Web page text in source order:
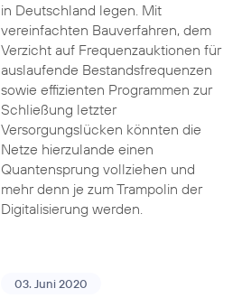
in Deutschland legen. Mit
vereinfachten Bauverfahren, dem
Verzicht auf Frequenzauktionen für
auslaufende Bestandsfrequenzen
sowie effizienten Programmen zur
Schließung letzter
Versorgungslücken könnten die
Netze hierzulande einen
Quantensprung vollziehen und
mehr denn je zum Trampolin der
Digitalisierung werden.
03. Juni 2020